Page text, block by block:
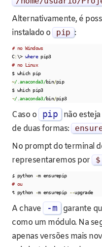
Alternativamente, é
instalado o
pip :
# no Windows
C:\> where
# no Linux
$ which pip
~/.anaconda3/bin/pip
$ which pip3
~/.anaconda3/bin/pip3
Caso o pip
não
de duas formas:
No prompt do terminal
representaremos por
$
$ python -
m ensurepip
# ou
$ python -m ensurepip --upgrade
A chave -m garante
como um módulo. Na
apenas versões mais